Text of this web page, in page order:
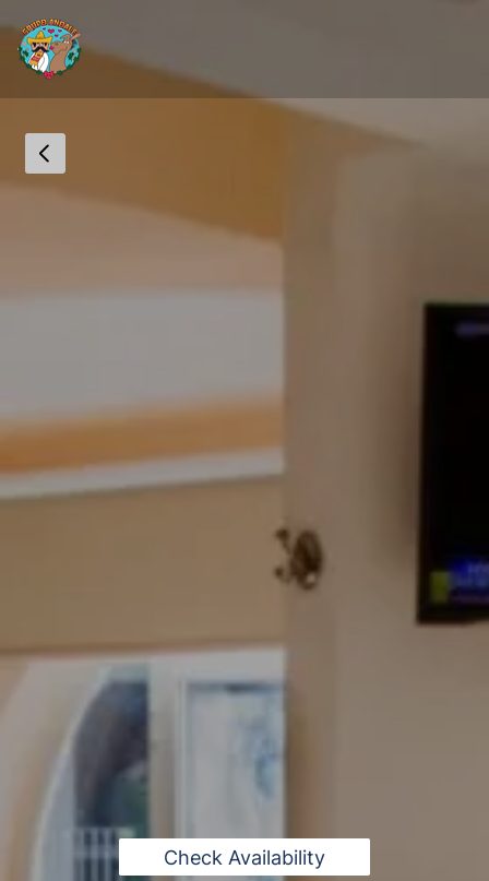
Check Availability